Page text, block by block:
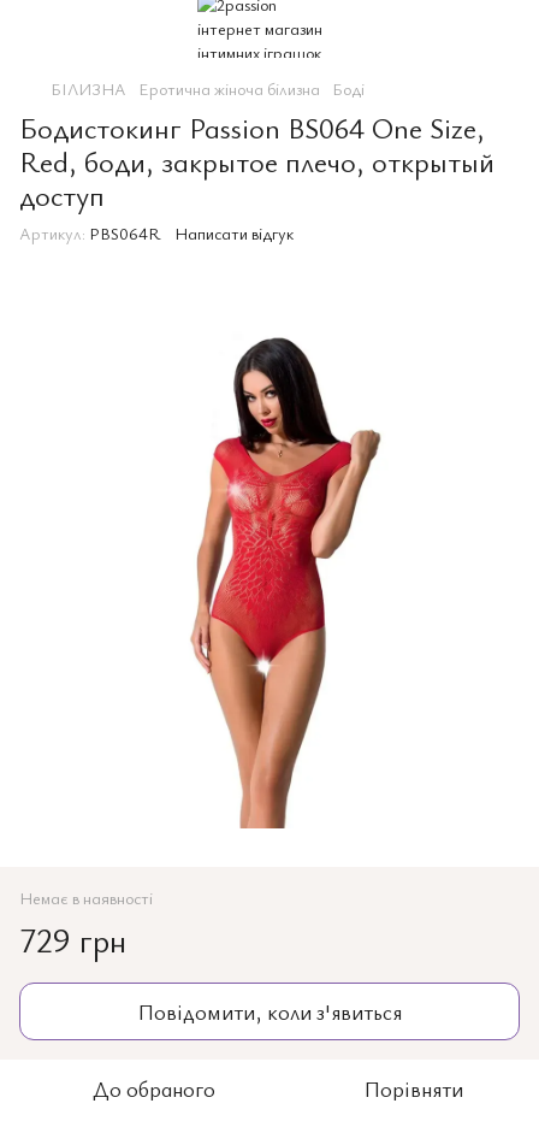
БІЛИЗНА Еротична жіноча білизна Боді
Бодистокинг Passion BS064 One Size,
Red, боди, закрытое плечо, открытый
доступ
Артикул: PBS064R Написати відгук
Немає в наявності
729 грн
Повідомити, коли з'явиться
До обраного Порівняти